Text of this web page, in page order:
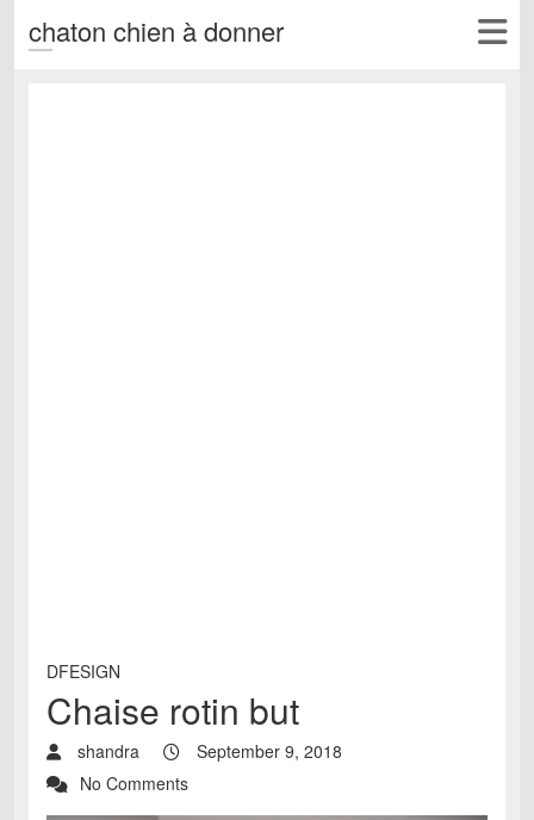
chaton chien à donner
DFESIGN
Chaise rotin but
shandra
September 9, 2018
No Comments